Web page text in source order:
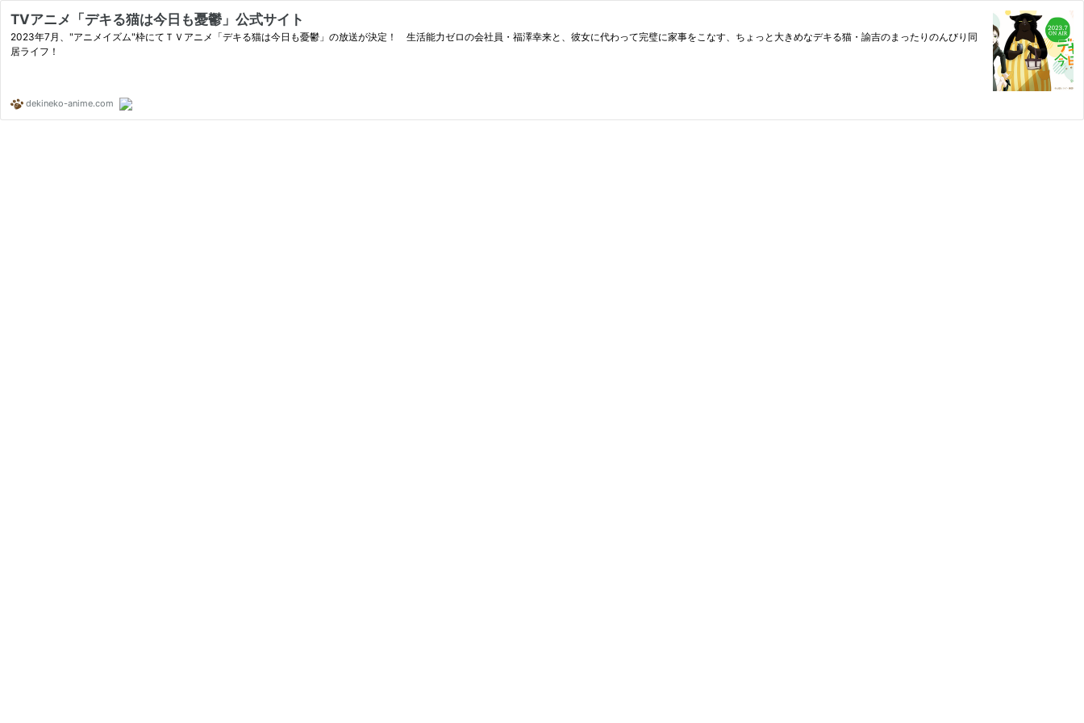
TVアニメ「デキる猫は今日も憂鬱」公式サイト
2023年7月、"アニメイズム"枠にてＴＶアニメ「デキる猫は今日も憂鬱」の放送が決定！ 生活能力ゼロの会社員・福澤幸来と、彼女に代わって完璧に家事をこなす、ちょっと大きめなデキる猫・諭吉のまったりのんびり同
居ライフ！
dekineko-anime.com